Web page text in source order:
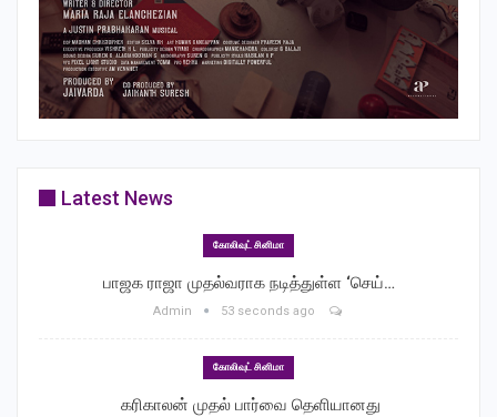
Latest News
கோலிவுட் சினிமா
பாஜக ராஜா முதல்வராக நடித்துள்ள ‘செய்…
Admin 53 seconds ago
கோலிவுட் சினிமா
‎ கரிகாலன் முதல் பார்வை தெளியானது